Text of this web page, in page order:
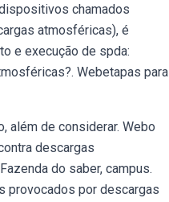
chamados
atmosféricas), é
e execução de spda:
Webetapas para
além de considerar. Webo
descargas
do saber, campus.
provocados por descargas